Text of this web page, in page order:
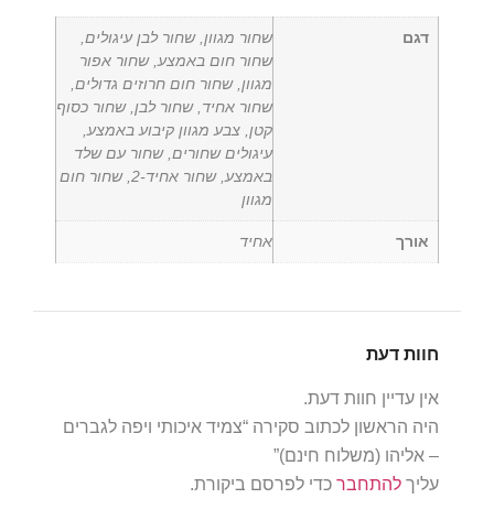
דגם
שחור מגוון, שחור לבן עיגולים,
שחור חום באמצע, שחור אפור
מגוון, שחור חום חרוזים גדולים,
שחור אחיד, שחור לבן, שחור כסוף
קטן, צבע מגוון קיבוע באמצע,
עיגולים שחורים, שחור עם שלד
באמצע, שחור אחיד-2, שחור חום
מגוון
אורך אחיד
חוות דעת
אין עדיין חוות דעת.
היה הראשון לכתוב סקירה “צמיד איכותי ויפה לגברים
– אליהו (משלוח חינם)”
עליך להתחבר כדי לפרסם ביקורת.